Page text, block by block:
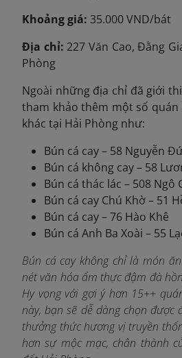
Khoảng giá: 35.000 VND/bát
Địa chỉ: 227 Văn Cao, Đằng
Phòng
Ngoài những địa chỉ đã giới
tham khảo thêm một số quán
khác tại Hải Phòng như:
Bún cá cay – 58 Nguyễn
Bún cá không cay – 58
Bún cá thác lác – 508 Ngô
Bún cá cay Chú Khờ – 51
Bún cá cay – 76 Hào Khê
Bún cá Anh Ba Xoài – 55
Bún cá cay không chỉ là món
nét văn hóa ẩm thực đậm đà
Hy vọng với gợi ý hơn 15++
này, bạn sẽ dễ dàng chọn được
thưởng thức hương vị truyền
hơn sự mộc mạc, chân thành